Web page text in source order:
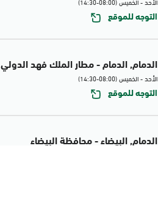
التوجه للموقع
الدمام, الدمام - مطار الملك فهد الدولي
الأحد - الخميس (08:00-14:30)
التوجه للموقع
الدمام, البيضاء - محافظة البيضاء